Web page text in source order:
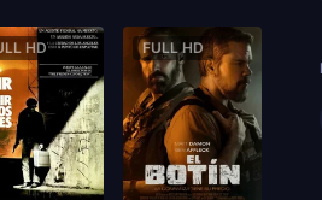
HD FULL HD